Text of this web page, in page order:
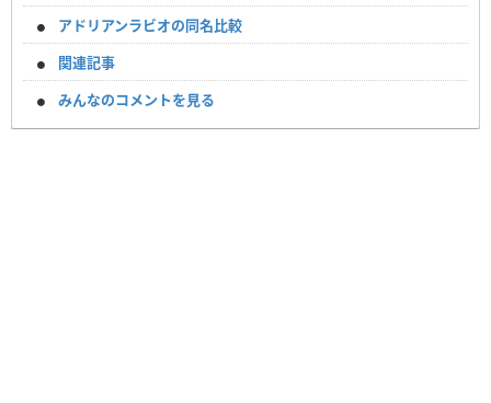
アドリアンラビオの同名比較
関連記事
みんなのコメントを見る